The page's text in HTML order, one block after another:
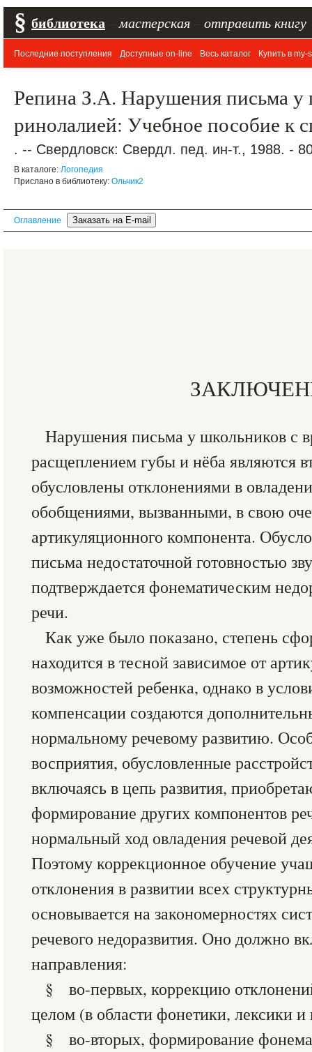
§ библиотека мастерская отправить книгу
Последние поступления Доступные on-line Весь каталог Купить в my-
Репина З.А. Нарушения письма у
ринолалией: Учебное пособие к
. -- Свердловск: Свердл. пед. ин-т., 1988. -
В каталоге: Логопедия
Прислано в библиотеку: Ольчик2
Оглавление
Нарушения письма у школьников с
расщеплением губы и нёба являются
обусловлены отклонениями в
обобщениями, вызванными, в свою
артикуляционного компонента.
письма недостаточной готовностью
подтверждается фонематическим
речи.
Как уже было показано, степень
находится в тесной зависимое от
возможностей ребенка, однако в
компенсации создаются
нормальному речевому развитию.
восприятия, обусловленные
включаясь в цепь развития,
формирование других компонентов
нормальный ход овладения речевой
Поэтому коррекционное обучение
отклонения в развитии всех
основывается на закономерностях
речевого недоразвития. Оно должно
направления:
§ во-первых, коррекцию
целом (в области фонетики, лексики
§ во-вторых, формирование